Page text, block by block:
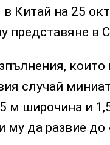
Китай на 25
представяне в
които
случай
м широчина и
му да развие до